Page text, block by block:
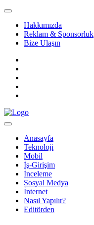
Hakkımızda
Reklam & Sponsorluk
Bize Ulaşın
Anasayfa
Teknoloji
Mobil
İş-Girişim
İnceleme
Sosyal Medya
İnternet
Nasıl Yapılır?
Editörden